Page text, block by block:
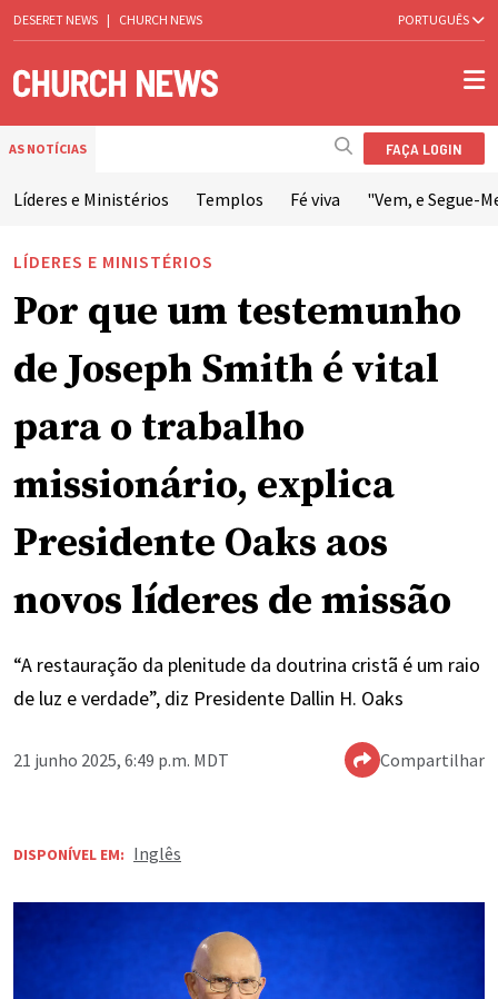
DESERET NEWS | CHURCH NEWS PORTUGUÊS
AS NOTÍCIAS FAÇA LOGIN
Líderes e Ministérios Templos Fé viva "Vem, e Segue-
LÍDERES E MINISTÉRIOS
Por que um testemunho
de Joseph Smith é vital
para o trabalho
missionário, explica
Presidente Oaks aos
novos líderes de missão
“A restauração da plenitude da doutrina cristã é um raio
de luz e verdade”, diz Presidente Dallin H. Oaks
21 junho 2025, 6:49 p.m. MDT Compartilhar
DISPONÍVEL EM: Inglês